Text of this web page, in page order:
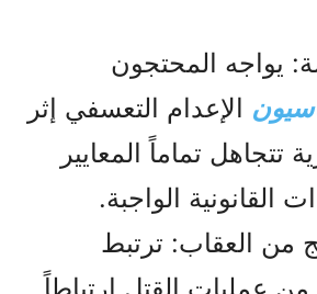
يواجه المحتجون
الإعدام التعسفي إثر
تماماً المعايير
القانونية الواجبة.
من العقاب: ترتبط